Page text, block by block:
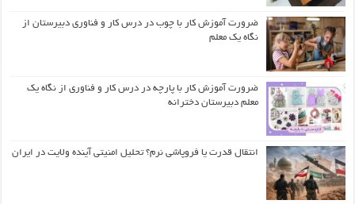
ضرورت آموزش کار با چوب در درس کار و فناوری دبیرستان از
نگاه یک معلم
ضرورت آموزش کار با پارچه در درس کار و فناوری از نگاه یک
معلم دبیرستان دخترانه
انتقال قدرت یا فروپاشی نرم؟ تحلیل امنیتی آینده ولایت در ایران